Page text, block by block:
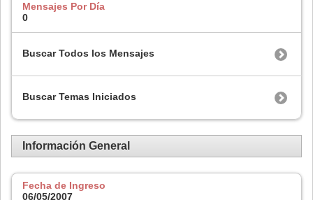
Mensajes Por Día
0
Buscar Todos los Mensajes
Buscar Temas Iniciados
Información General
Fecha de Ingreso
06/05/2007